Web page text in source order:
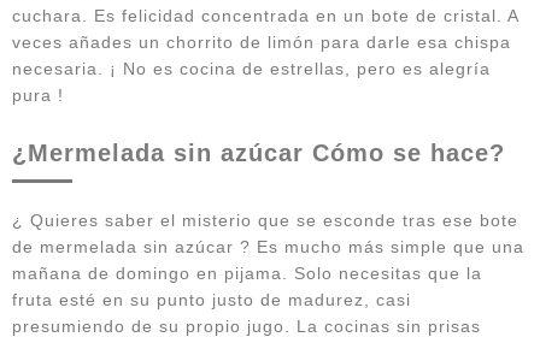
cuchara. Es felicidad concentrada en un bote de cristal. A
veces añades un chorrito de limón para darle esa chispa
necesaria. ¡ No es cocina de estrellas, pero es alegría
pura !
¿Mermelada sin azúcar Cómo se hace?
¿ Quieres saber el misterio que se esconde tras ese bote
de mermelada sin azúcar ? Es mucho más simple que una
mañana de domingo en pijama. Solo necesitas que la
fruta esté en su punto justo de madurez, casi
presumiendo de su propio jugo. La cocinas sin prisas